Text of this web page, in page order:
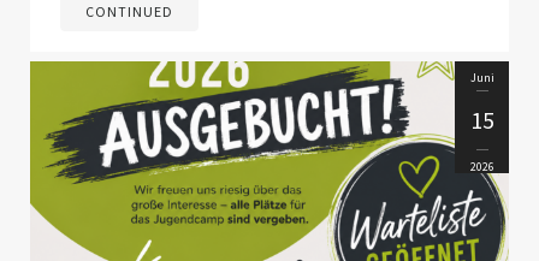
CONTINUED
Juni
15
2026